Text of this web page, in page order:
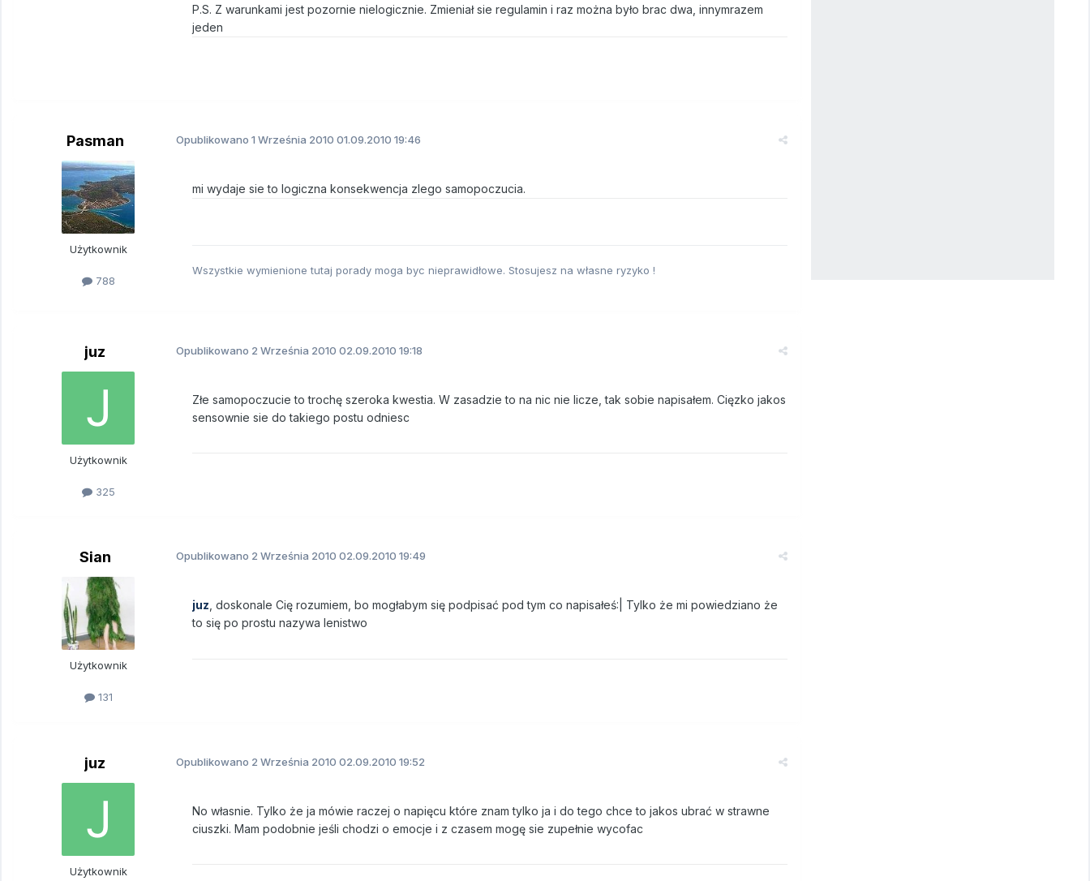
P.S. Z warunkami jest pozornie nielogicznie. Zmieniał sie regulamin i raz można było brac dwa, innymrazem
jeden
Pasman
Użytkownik
788
Opublikowano 1 Września 2010 01.09.2010 19:46
mi wydaje sie to logiczna konsekwencja zlego samopoczucia.
Wszystkie wymienione tutaj porady moga byc nieprawidłowe. Stosujesz na własne ryzyko !
juz
Użytkownik
325
Opublikowano 2 Września 2010 02.09.2010 19:18
Złe samopoczucie to trochę szeroka kwestia. W zasadzie to na nic nie licze, tak sobie napisałem. Cięzko jakos
sensownie sie do takiego postu odniesc
Sian
Użytkownik
131
Opublikowano 2 Września 2010 02.09.2010 19:49
juz , doskonale Cię rozumiem, bo mogłabym się podpisać pod tym co napisałeś:| Tylko że mi powiedziano że
to się po prostu nazywa lenistwo
juz
Użytkownik
Opublikowano 2 Września 2010 02.09.2010 19:52
No własnie. Tylko że ja mówie raczej o napięcu które znam tylko ja i do tego chce to jakos ubrać w strawne
ciuszki. Mam podobnie jeśli chodzi o emocje i z czasem mogę sie zupełnie wycofac